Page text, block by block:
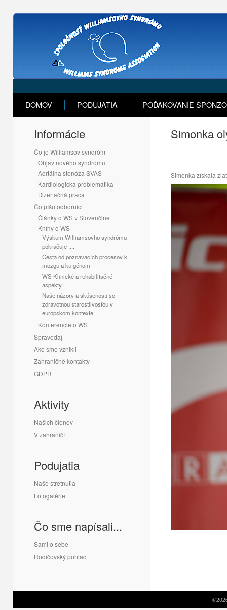
DOMOV PODUJATIA POĎAKOVANIE
Informácie
Čo je Williamsov syndróm
Objav nového syndrómu
Aortálna stenóza SVAS
Kardiologická problematika
Dizertačná praca
Čo píšu odborníci
Články o WS v Slovenčine
Knihy o WS
Výskum Williamsovho syndrómu
pokračuje ....
Cesta od poznávacích procesov k
mozgu a ku génom
WS Klinické a rehabilitačné
aspekty.
Naše názory a skúsenosti so
zdravotnou starostlivosťou v
európskom kontexte
Konferencie o WS
Spravodaj
Ako sme vznikli
Zahraničné kontakty
GDPR
Aktivity
Našich členov
V zahraničí
Podujatia
Naše stretnutia
Fotogalérie
Čo sme napísali...
Sami o sebe
Rodičovský pohľad
Simonka
Simonka získala